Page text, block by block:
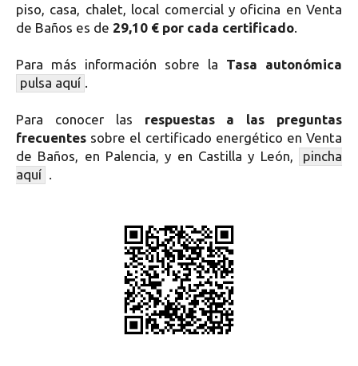
piso, casa, chalet, local comercial y oficina en Venta
de Baños es de 29,10 € por cada certificado.
Para más información sobre la Tasa autonómica
pulsa aquí .
Para conocer las respuestas a las preguntas
frecuentes sobre el certificado energético en Venta
de Baños, en Palencia, y en Castilla y León,
pincha
aquí .